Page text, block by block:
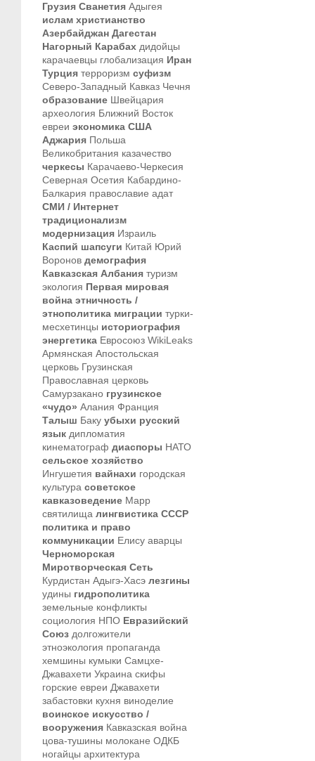
Грузия Сванетия Адыгея
ислам христианство
Азербайджан Дагестан
Нагорный Карабах дидойцы
карачаевцы глобализация Иран
Турция терроризм суфизм
Северо-Западный Кавказ Чечня
образование Швейцария
археология Ближний Восток
евреи экономика США
Аджария Польша
Великобритания казачество
черкесы Карачаево-Черкесия
Северная Осетия Кабардино-
Балкария православие адат
СМИ / Интернет
традиционализм
модернизация Израиль
Каспий шапсуги Китай Юрий
Воронов демография
Кавказская Албания туризм
экология Первая мировая
война этничность /
этнополитика миграции турки-
месхетинцы историография
энергетика Евросоюз WikiLeaks
Армянская Апостольская
церковь Грузинская
Православная церковь
Самурзакано грузинское
«чудо» Алания Франция
Талыш Баку убыхи русский
язык дипломатия
кинематограф диаспоры НАТО
сельское хозяйство
Ингушетия вайнахи городская
культура советское
кавказоведение Марр
святилища лингвистика СССР
политика и право
коммуникации Елису аварцы
Черноморская
Миротворческая Сеть
Курдистан Адыгэ-Хасэ лезгины
удины гидрополитика
земельные конфликты
социология НПО Евразийский
Союз долгожители
этноэкология пропаганда
хемшины кумыки Самцхе-
Джавахети Украина скифы
горские евреи Джавахети
забастовки кухня виноделие
воинское искусство /
вооружения Кавказская война
цова-тушины молокане ОДКБ
ногайцы архитектура